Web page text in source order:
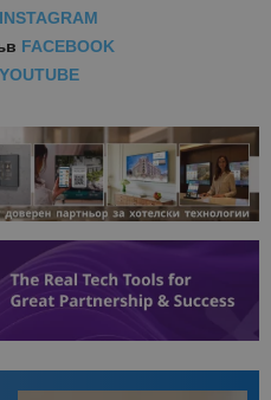
INSTAGRAM
FACEBOOK
YOUTUBE